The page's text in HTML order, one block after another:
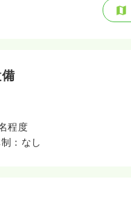
程度
：なし